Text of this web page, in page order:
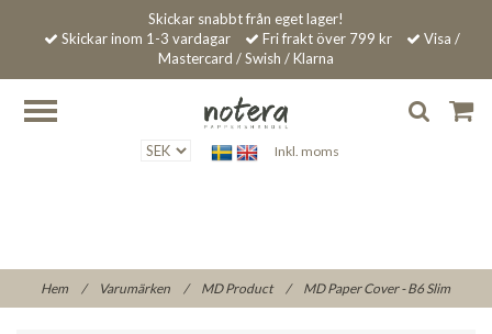
Skickar snabbt från eget lager!
Skickar inom 1-3 vardagar
Fri frakt över 799 kr
Visa /
Mastercard / Swish / Klarna
Inkl. moms
Hem / Varumärken / MD Product / MD Paper Cover - B6 Slim